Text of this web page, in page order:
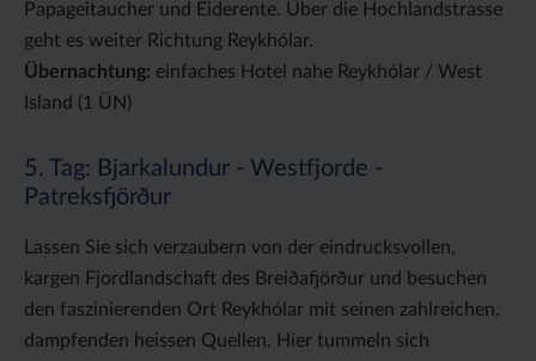
Papageitaucher und Eiderente. Über die Hochlandstrasse
geht es weiter Richtung Reykhólar.
Übernachtung: einfaches Hotel nahe Reykhólar / West
Island (1 ÜN)
5. Tag: Bjarkalundur - Westfjorde -
Patreksfjörður
Lassen Sie sich verzaubern von der eindrucksvollen,
kargen Fjordlandschaft des Breiðafjörður und besuchen
den faszinierenden Ort Reykhólar mit seinen zahlreichen,
dampfenden heissen Quellen. Hier tummeln sich